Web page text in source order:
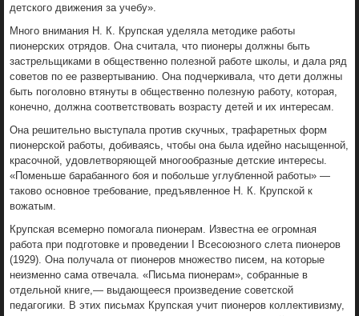
детского движения за учебу».
Много внимания Н. К. Крупская уделяла методике работы
пионерских отрядов. Она считала, что пионеры должны быть
застрельщиками в общественно полезной работе школы, и дала ряд
советов по ее развертыванию. Она подчеркивала, что дети должны
быть поголовно втянуты в общественно полезную работу, которая,
конечно, должна соответствовать возрасту детей и их интересам.
Она решительно выступала против скучных, трафаретных форм
пионерской работы, добиваясь, чтобы она была идейно насыщенной,
красочной, удовлетворяющей многообразные детские интересы.
«Поменьше барабанного боя и побольше углубленной работы» —
таково основное требование, предъявленное Н. К. Крупской к
вожатым.
Крупская всемерно помогала пионерам. Известна ее огромная
работа при подготовке и проведении I Всесоюзного слета пионеров
(1929). Она получала от пионеров множество писем, на которые
неизменно сама отвечала. «Письма пионерам», собранные в
отдельной книге,— выдающееся произведение советской
педагогики. В этих письмах Крупская учит пионеров коллективизму,